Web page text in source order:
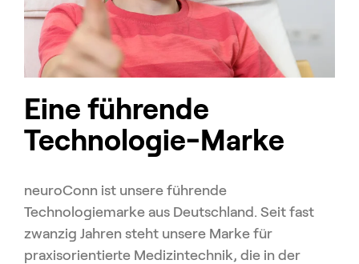
Eine führende
Technologie-Marke
neuroConn ist unsere führende
Technologiemarke aus Deutschland. Seit fast
zwanzig Jahren steht unsere Marke für
praxisorientierte Medizintechnik, die in der